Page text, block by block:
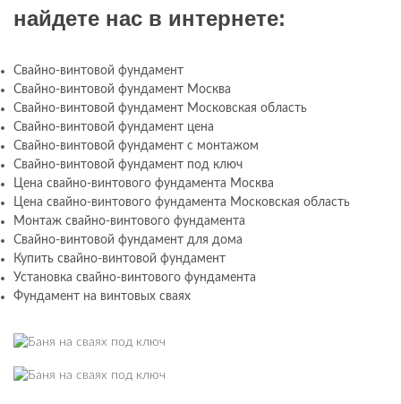
найдете нас в интернете:
Свайно-винтовой фундамент
Свайно-винтовой фундамент Москва
Свайно-винтовой фундамент Московская область
Свайно-винтовой фундамент цена
Свайно-винтовой фундамент с монтажом
Свайно-винтовой фундамент под ключ
Цена свайно-винтового фундамента Москва
Цена свайно-винтового фундамента Московская область
Монтаж свайно-винтового фундамента
Свайно-винтовой фундамент для дома
Купить свайно-винтовой фундамент
Установка свайно-винтового фундамента
Фундамент на винтовых сваях